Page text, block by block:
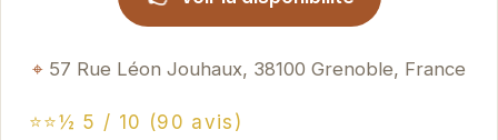
57 Rue Léon Jouhaux, 38100 Grenoble, France
⭐⭐½ 5 / 10 (90 avis)